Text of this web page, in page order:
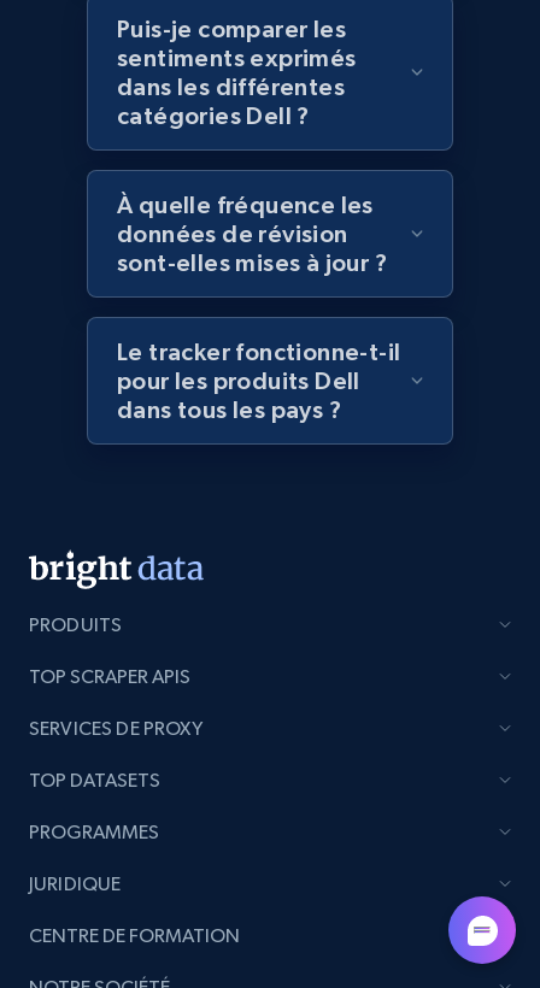
Model number, Gtin ean pn, Product name, and
991+ 162+ Commencer
Lazada - Products
URL, Title, Rating, Reviews, Initial price, Final
price, Currency, Stock, and more.
988+ 160+ Commencer
price, Currency, Stock, and more.
988+
Lazada - Products - Discover products by
category URL or brand URL
price, Currency, Stock, and more.
Puis-je comparer les
sentiments exprimés
dans les différentes
catégories Dell ?
À quelle fréquence les
données de révision
sont-elles mises à jour ?
Le tracker fonctionne-t-il
pour les produits Dell
dans tous les pays ?
PRODUITS
TOP SCRAPER APIS
SERVICES DE PROXY
TOP DATASETS
PROGRAMMES
JURIDIQUE
CENTRE DE FORMATION